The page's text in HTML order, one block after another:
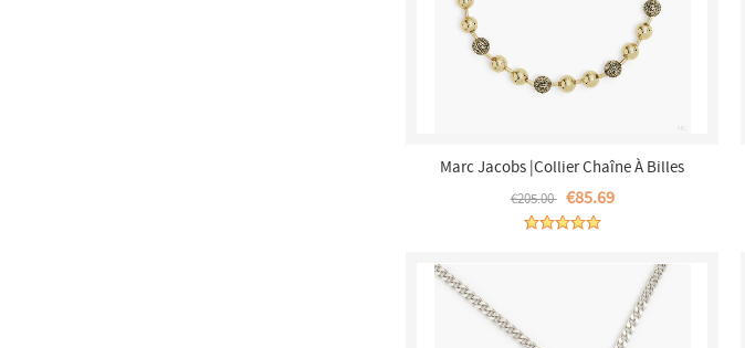
Marc Jacobs |Collier Chaîne À Billes
Monogram - Or Antique Clair |France Outlet
€205.00 €85.69